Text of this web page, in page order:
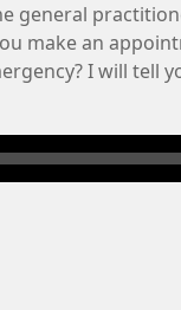
general
make an
I will tell